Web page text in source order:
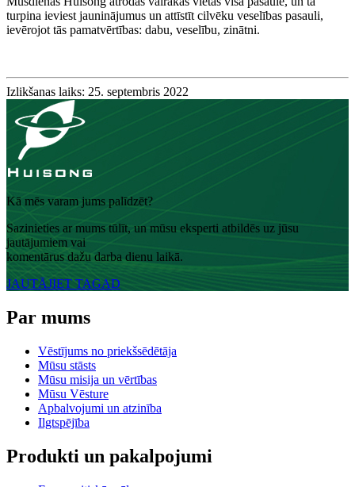
turpina ieviest jauninājumus un attīstīt cilvēku veselības pasauli,
ievērojot tās pamatvērtības: dabu, veselību, zinātni.​
Izlikšanas laiks: 25. septembris 2022
Kā mēs varam jums palīdzēt?
Sazinieties ar mums tūlīt, un mūsu eksperti atbildēs uz jūsu
jautājumiem vai
komentārus dažu darba dienu laikā.
JAUTĀJIET TAGAD
Par mums
Vēstījums no priekšsēdētāja
Mūsu stāsts
Mūsu misija un vērtības
Mūsu Vēsture
Apbalvojumi un atzinība
Ilgtspējība
Produkti un pakalpojumi